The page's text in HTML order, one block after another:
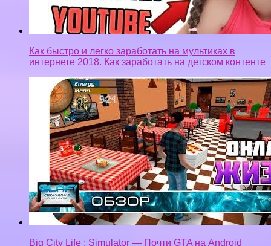
Как быстро и легко заработать на мультиках в
интернете 2018. Как заработать на детском контенте
Big City Life : Simulator — Почти GTA на Android